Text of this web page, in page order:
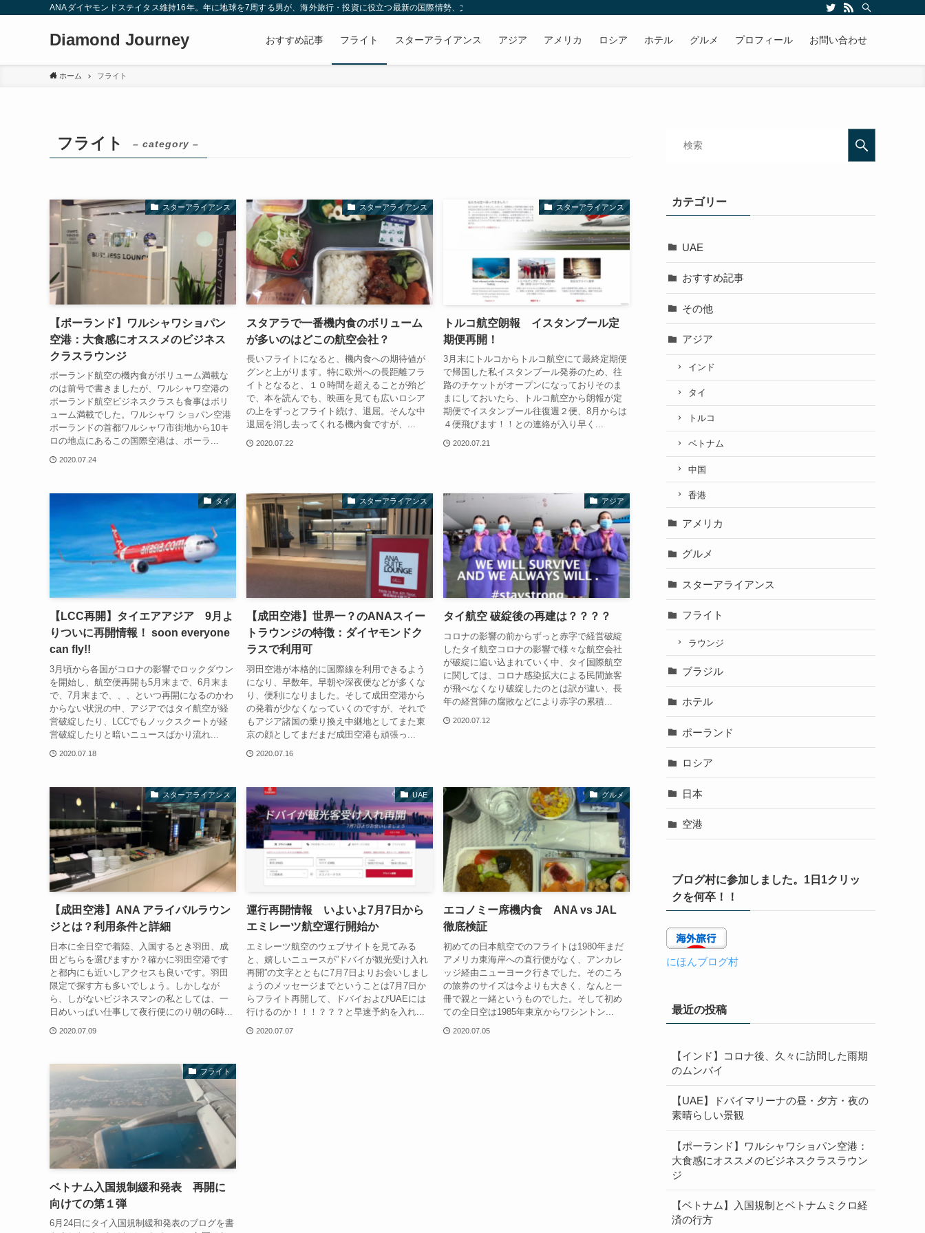
ANAダイヤモンドステイタス維持16年。年に地球を7周する男が、海外旅行・投資に役立つ最新の国際情勢、文化・習慣、B級グルメ情報をお届けします
Diamond Journey おすすめ記事 フライト スターアライアンス アジア アメリカ ロシア ホテル グルメ プロフィール お問い合わせ
ホーム フライト
フライト – category –
スターアライアンス
【ポーランド】ワルシャワショパン
空港：大食感にオススメのビジネス
クラスラウンジ
ポーランド航空の機内食がボリューム満載な
のは前号で書きましたが、ワルシャワ空港の
ポーランド航空ビジネスクラスも食事はボリ
ューム満載でした。ワルシャワ ショパン空港
ポーランドの首都ワルシャワ市街地から10キ
ロの地点にあるこの国際空港は、ポーラ...
2020.07.24
スターアライアンス
スタアラで一番機内食のボリューム
が多いのはどこの航空会社？
長いフライトになると、機内食への期待値が
グンと上がります。特に欧州への長距離フラ
イトとなると、１０時間を超えることが殆ど
で、本を読んでも、映画を見ても広いロシア
の上をずっとフライト続け、退屈。そんな中
退屈を消し去ってくれる機内食ですが、...
2020.07.22
スターアライアンス
トルコ航空朗報 イスタンブール定
期便再開！
3月末にトルコからトルコ航空にて最終定期便
で帰国した私イスタンブール発券のため、往
路のチケットがオープンになっておりそのま
まにしておいたら、トルコ航空から朗報が定
期便でイスタンブール往復週２便、8月からは
４便飛びます！！との連絡が入り早く...
2020.07.21
タイ
【LCC再開】タイエアアジア 9月よ
りついに再開情報！ soon everyone
can fly!!
3月頃から各国がコロナの影響でロックダウン
を開始し、航空便再開も5月末まで、6月末ま
で、7月末まで、、、といつ再開になるのかわ
からない状況の中、アジアではタイ航空が経
営破綻したり、LCCでもノックスクートが経
営破綻したりと暗いニュースばかり流れ...
2020.07.18
スターアライアンス
【成田空港】世界一？のANAスイー
トラウンジの特徴：ダイヤモンドク
ラスで利用可
羽田空港が本格的に国際線を利用できるよう
になり、早数年。早朝や深夜便などが多くな
り、便利になりました。そして成田空港から
の発着が少なくなっていくのですが、それで
もアジア諸国の乗り換え中継地としてまた東
京の顔としてまだまだ成田空港も頑張っ...
2020.07.16
アジア
タイ航空 破綻後の再建は？？？？
コロナの影響の前からずっと赤字で経営破綻
したタイ航空コロナの影響で様々な航空会社
が破綻に追い込まれていく中、タイ国際航空
に関しては、コロナ感染拡大による民間旅客
が飛べなくなり破綻したのとは訳が違い、長
年の経営陣の腐敗などにより赤字の累積...
2020.07.12
スターアライアンス
【成田空港】ANA アライバルラウン
ジとは？利用条件と詳細
日本に全日空で着陸、入国するとき羽田、成
田どちらを選びますか？確かに羽田空港です
と都内にも近いしアクセスも良いです。羽田
限定で探す方も多いでしょう。しかしなが
ら、しがないビジネスマンの私としては、一
日めいっぱい仕事して夜行便にのり朝の6時...
2020.07.09
UAE
運行再開情報 いよいよ7月7日から
エミレーツ航空運行開始か
エミレーツ航空のウェブサイトを見てみる
と、嬉しいニュースが”ドバイが観光受け入れ
再開”の文字とともに7月7日よりお会いしまし
ょうのメッセージまでということは7月7日か
らフライト再開して、ドバイおよびUAEには
行けるのか！！！？？？と早速予約を入れ...
2020.07.07
グルメ
エコノミー席機内食 ANA vs JAL
徹底検証
初めての日本航空でのフライトは1980年まだ
アメリカ東海岸への直行便がなく、アンカレ
ッジ経由ニューヨーク行きでした。そのころ
の旅券のサイズは今よりも大きく、なんと一
冊で親と一緒というものでした。そして初め
ての全日空は1985年東京からワシントン...
2020.07.05
フライト
ベトナム入国規制緩和発表 再開に
向けての第１弾
6月24日にタイ入国規制緩和発表のブログを書
カテゴリー
UAE
おすすめ記事
その他
アジア
インド
タイ
トルコ
ベトナム
中国
香港
アメリカ
グルメ
スターアライアンス
フライト
ラウンジ
ブラジル
ホテル
ポーランド
ロシア
日本
空港
ブログ村に参加しました。1日1クリッ
クを何卒！！
にほんブログ村
最近の投稿
【インド】コロナ後、久々に訪問した雨期
のムンバイ
【UAE】ドバイマリーナの昼・夕方・夜の
素晴らしい景観
【ポーランド】ワルシャワショパン空港：
大食感にオススメのビジネスクラスラウン
ジ
【ベトナム】入国規制とベトナムミクロ経
済の行方